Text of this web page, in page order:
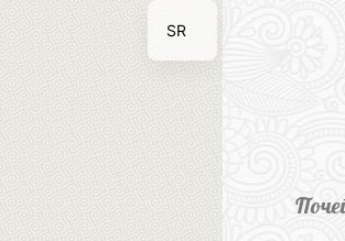
SR
EN